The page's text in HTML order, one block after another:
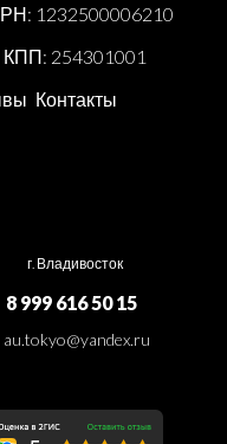
1232500006210
КПП: 254301001
Контакты
г. Владивосток
8 999 616 50 15
au.tokyo@yandex.ru